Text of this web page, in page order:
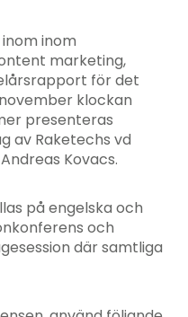
inom
marketing,
för det
klockan
presenteras
av Raketechs vd
Kovacs.
på engelska och
och
där samtliga